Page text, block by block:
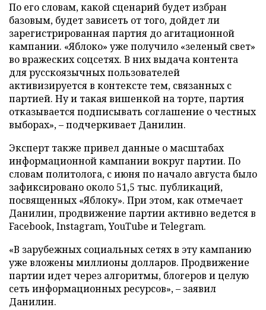
По его словам, какой сценарий будет избран
базовым, будет зависеть от того, дойдет ли
зарегистрированная партия до агитационной
кампании. «Яблоко» уже получило «зеленый свет»
во вражеских соцсетях. В них выдача контента
для русскоязычных пользователей
активизируется в контексте тем, связанных с
партией. Ну и такая вишенкой на торте, партия
отказывается подписывать соглашение о честных
выборах», – подчеркивает Данилин.
Эксперт также привел данные о масштабах
информационной кампании вокруг партии. По
словам политолога, с июня по начало августа было
зафиксировано около 51,5 тыс. публикаций,
посвященных «Яблоку». При этом, как отмечает
Данилин, продвижение партии активно ведется в
Facebook, Instagram, YouTube и Telegram.
«В зарубежных социальных сетях в эту кампанию
уже вложены миллионы долларов. Продвижение
партии идет через алгоритмы, блогеров и целую
сеть информационных ресурсов», – заявил
Данилин.